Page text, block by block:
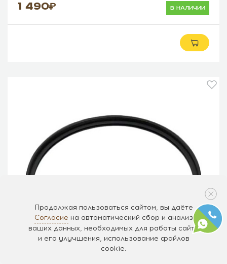
1 490 в наличии
Продолжая пользоваться сайтом, вы даёте
Согласие на автоматический сбор и анализ
ваших данных, необходимых для работы сайта
и его улучшения, использование файлов
cookie.